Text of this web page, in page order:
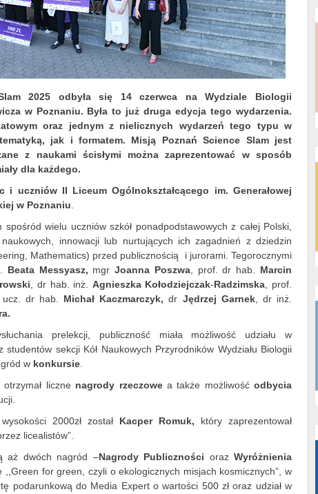
2025 odbyła się 14 czerwca na Wydziale Biologii
w Poznaniu. Była to już druga edycja tego wydarzenia.
oraz jednym z nielicznych wydarzeń tego typu w
jak i formatem. Misją Poznań Science Slam jest
z naukami ścisłymi można zaprezentować w sposób
dla każdego.
i uczniów II Liceum Ogólnokształcącego im. Generałowej
w Poznaniu
wielu uczniów szkół ponadpodstawowych z całej Polski,
innowacji lub nurtujących ich zagadnień z dziedzin
Mathematics) przed publicznością i jurorami. Tegorocznymi
Beata Messyasz, mgrJoanna Poszwa, prof. dr hab. Marcin
, dr hab. inż. Agnieszka Kołodziejczak-Radzimska , prof.
dr hab. Michał Kaczmarczyk, dr Jędrzej Garnek, dr inż.
prelekcji, publiczność miała możliwość udziału w
studentów sekcji Kół Naukowych Przyrodników Wydziału Biologii
w konkursie
liczne nagrody rzeczowea także możliwośćodbycia
2000zł został Kacper Romuk, który zaprezentował
licealistów”.
aż dwóch nagród –Nagrody Publiczności oraz Wyróżnienia
for green, czyli o ekologicznych misjach kosmicznych”, w
podarunkową do Media Expert o wartości 500 zł oraz udział w